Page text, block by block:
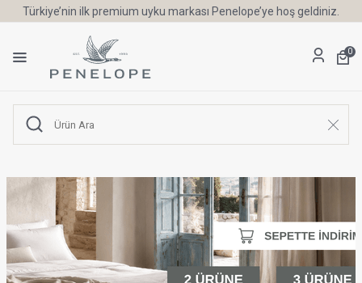
Türkiye’nin ilk premium uyku markası Penelope’ye hoş geldiniz.
0